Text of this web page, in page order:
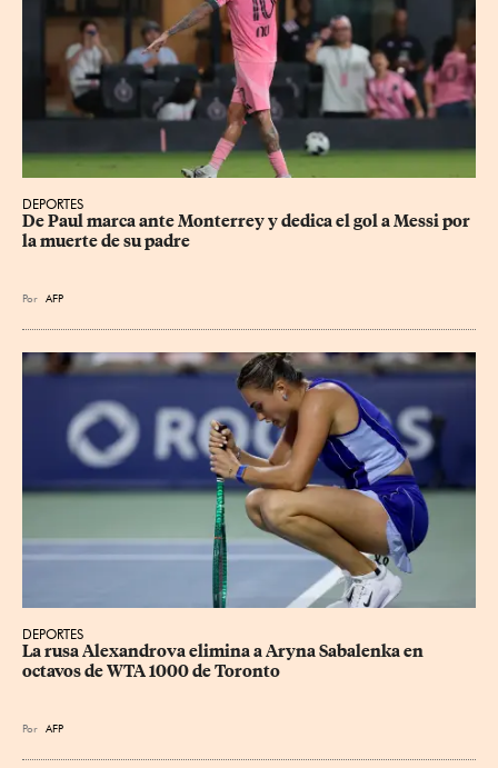
DEPORTES
De Paul marca ante Monterrey y dedica el gol a Messi por
la muerte de su padre
Por AFP
DEPORTES
La rusa Alexandrova elimina a Aryna Sabalenka en
octavos de WTA 1000 de Toronto
Por AFP